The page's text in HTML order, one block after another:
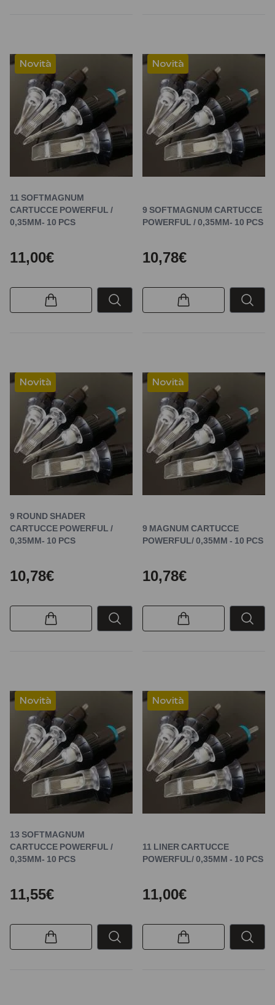
Novità
11 SOFTMAGNUM
CARTUCCE POWERFUL /
0,35MM- 10 PCS
11,00€
Novità
9 SOFTMAGNUM CARTUCCE
POWERFUL / 0,35MM- 10 PCS
10,78€
Novità
9 ROUND SHADER
CARTUCCE POWERFUL /
0,35MM- 10 PCS
10,78€
Novità
9 MAGNUM CARTUCCE
POWERFUL/ 0,35MM - 10 PCS
10,78€
Novità
13 SOFTMAGNUM
CARTUCCE POWERFUL /
0,35MM- 10 PCS
11,55€
Novità
11 LINER CARTUCCE
POWERFUL/ 0,35MM - 10 PCS
11,00€